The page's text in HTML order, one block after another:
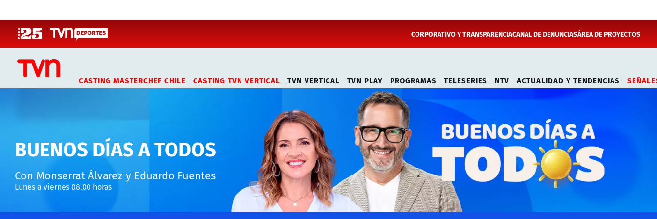
CORPORATIVO Y TRANSPARENCIACANAL DE DENUNCIASÁREA DE PROYECTOS
CASTING MASTERCHEF CHILE CASTING TVN VERTICAL TVN VERTICAL TVN PLAY PROGRAMAS TELESERIES NTV ACTUALIDAD Y TENDENCIAS
BUENOS DÍAS A TODOS
Con Monserrat Álvarez y Eduardo Fuentes
Lunes a viernes 08.00 horas